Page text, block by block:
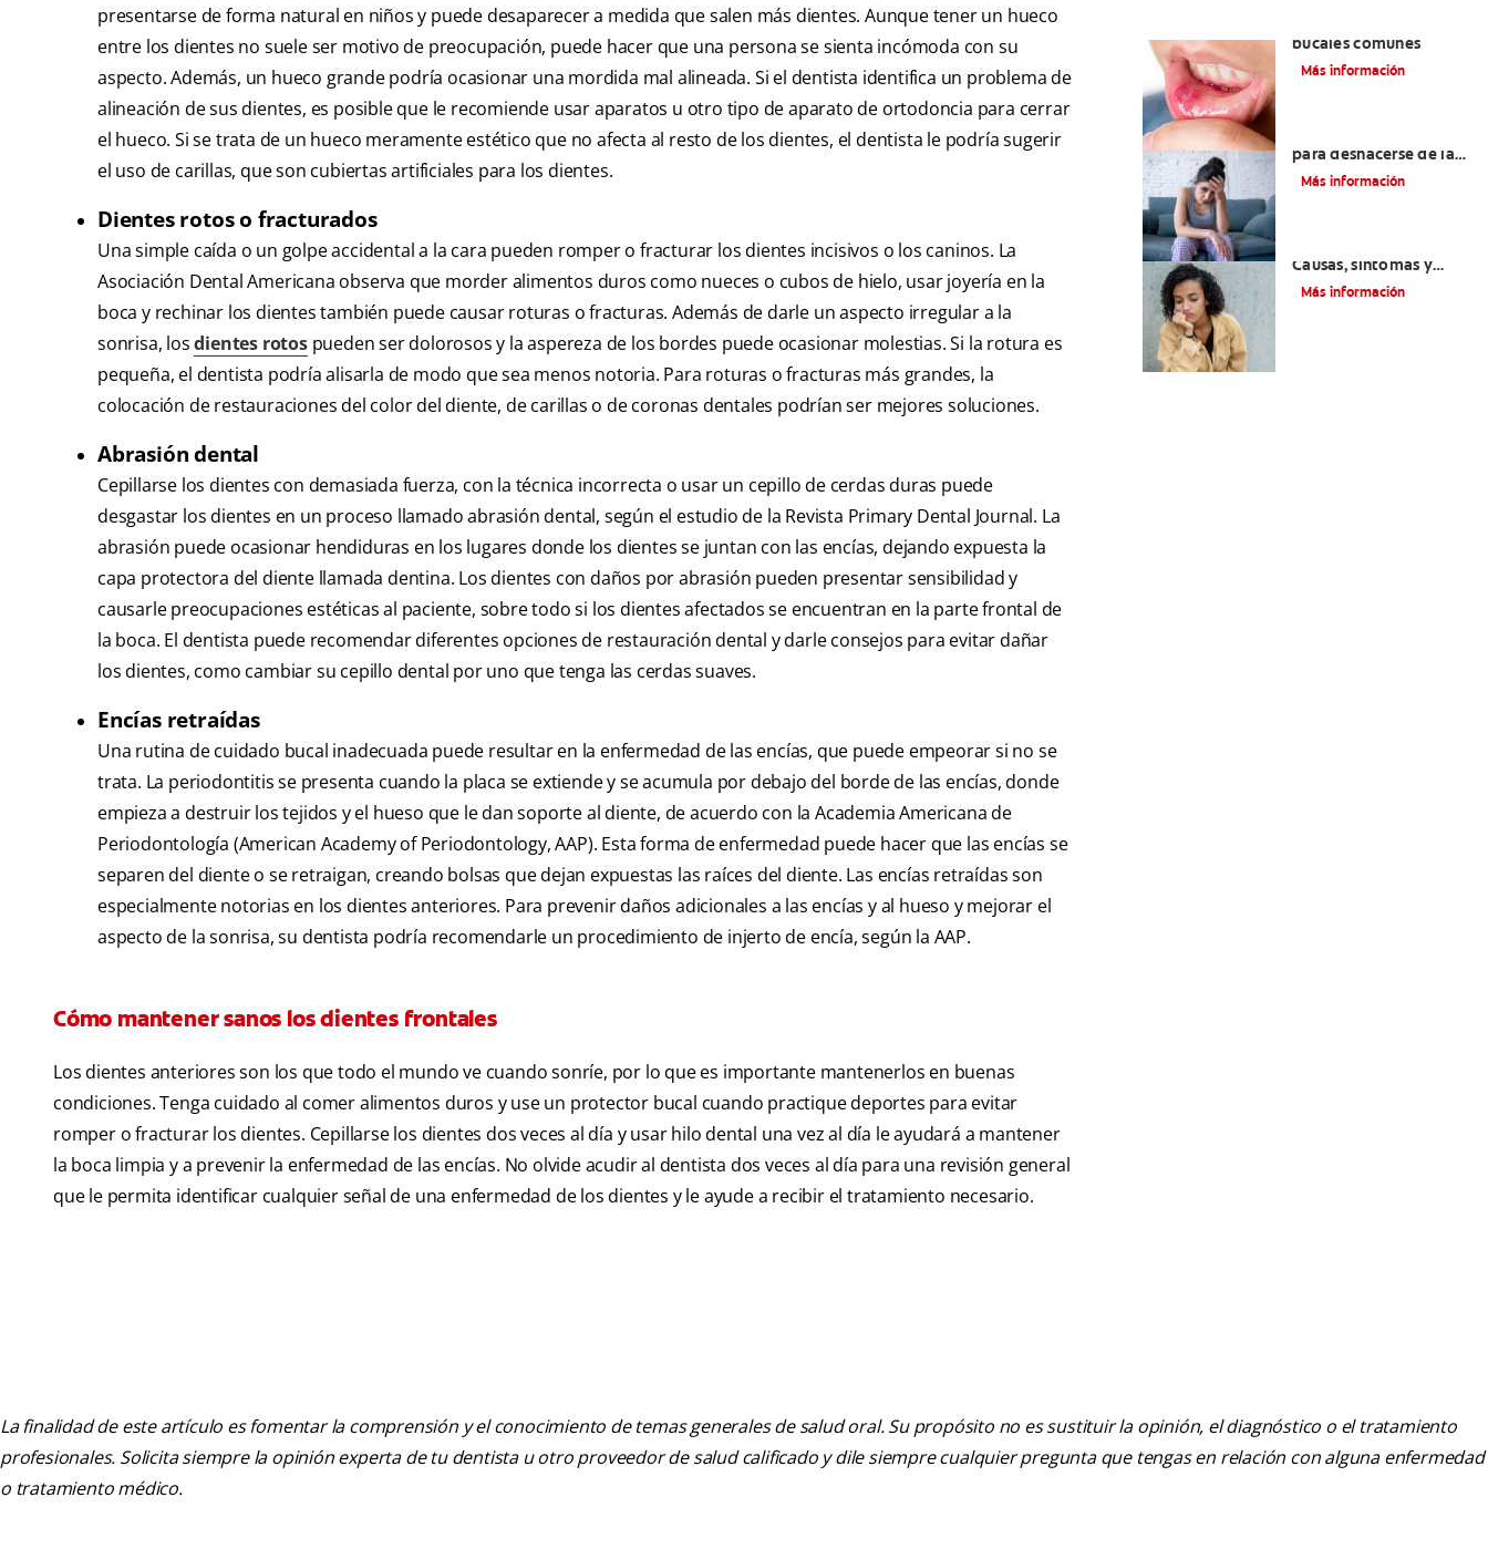
presentarse de forma natural en niños y puede desaparecer a medida que salen más dientes. Aunque tener un hueco
entre los dientes no suele ser motivo de preocupación, puede hacer que una persona se sienta incómoda con su
aspecto. Además, un hueco grande podría ocasionar una mordida mal alineada. Si el dentista identifica un problema de
alineación de sus dientes, es posible que le recomiende usar aparatos u otro tipo de aparato de ortodoncia para cerrar
el hueco. Si se trata de un hueco meramente estético que no afecta al resto de los dientes, el dentista le podría sugerir
el uso de carillas, que son cubiertas artificiales para los dientes.
Dientes rotos o fracturados
Una simple caída o un golpe accidental a la cara pueden romper o fracturar los dientes incisivos o los caninos. La
Asociación Dental Americana observa que morder alimentos duros como nueces o cubos de hielo, usar joyería en la
boca y rechinar los dientes también puede causar roturas o fracturas. Además de darle un aspecto irregular a la
sonrisa, losdientes rotospueden ser dolorosos y la aspereza de los bordes puede ocasionar molestias. Si la rotura es
pequeña, el dentista podría alisarla de modo que sea menos notoria. Para roturas o fracturas más grandes, la
colocación de restauraciones del color del diente, de carillas o de coronas dentales podrían ser mejores soluciones.
Abrasión dental
Cepillarse los dientes con demasiada fuerza, con la técnica incorrecta o usar un cepillo de cerdas duras puede
desgastar los dientes en un proceso llamado abrasión dental, según el estudio de la Revista Primary Dental Journal. La
abrasión puede ocasionar hendiduras en los lugares donde los dientes se juntan con las encías, dejando expuesta la
capa protectora del diente llamada dentina. Los dientes con daños por abrasión pueden presentar sensibilidad y
causarle preocupaciones estéticas al paciente, sobre todo si los dientes afectados se encuentran en la parte frontal de
la boca. El dentista puede recomendar diferentes opciones de restauración dental y darle consejos para evitar dañar
los dientes, como cambiar su cepillo dental por uno que tenga las cerdas suaves.
Encías retraídas
Una rutina de cuidado bucal inadecuada puede resultar en la enfermedad de las encías, que puede empeorar si no se
trata. La periodontitis se presenta cuando la placa se extiende y se acumula por debajo del borde de las encías, donde
empieza a destruir los tejidos y el hueso que le dan soporte al diente, de acuerdo con la Academia Americana de
Periodontología (American Academy of Periodontology, AAP). Esta forma de enfermedad puede hacer que las encías se
separen del diente o se retraigan, creando bolsas que dejan expuestas las raíces del diente. Las encías retraídas son
especialmente notorias en los dientes anteriores. Para prevenir daños adicionales a las encías y al hueso y mejorar el
aspecto de la sonrisa, su dentista podría recomendarle un procedimiento de injerto de encía, según la AAP.
Cómo mantener sanos los dientes frontales
Los dientes anteriores son los que todo el mundo ve cuando sonríe, por lo que es importante mantenerlos en buenas
condiciones. Tenga cuidado al comer alimentos duros y use un protector bucal cuando practique deportes para evitar
romper o fracturar los dientes. Cepillarse los dientes dos veces al día y usar hilo dental una vez al día le ayudará a mantener
la boca limpia y a prevenir la enfermedad de las encías. No olvide acudir al dentista dos veces al día para una revisión general
que le permita identificar cualquier señal de una enfermedad de los dientes y le ayude a recibir el tratamiento necesario.
bucales comunes
Más información
para deshacerse de las
lesiones bucales
Más información
Causas, síntomas y
tratamientos
Más información
La finalidad de este artículo es fomentar la comprensión y el conocimiento de temas generales de salud oral. Su propósito no es sustituir la opinión, el diagnóstico o el tratamiento
profesionales. Solicita siempre la opinión experta de tu dentista u otro proveedor de salud calificado y dile siempre cualquier pregunta que tengas en relación con alguna enfermedad
o tratamiento médico.